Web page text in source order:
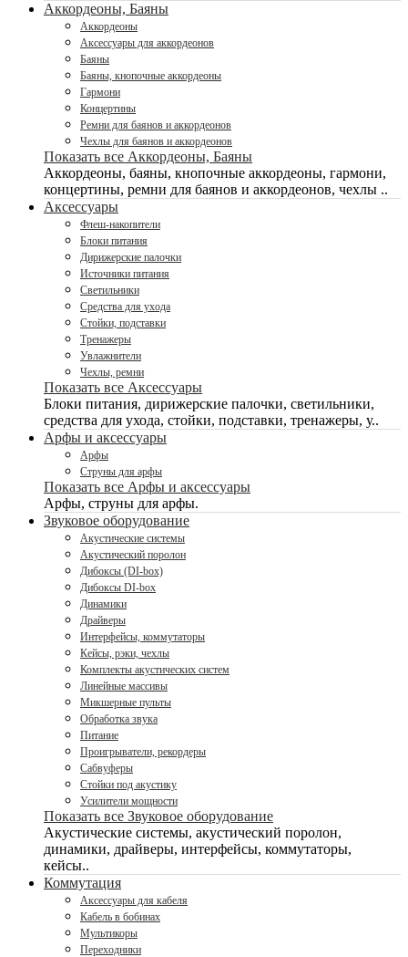
Аккордеоны, Баяны
Аккордеоны
Аксессуары для аккордеонов
Баяны
Баяны, кнопочные аккордеоны
Гармони
Концертины
Ремни для баянов и аккордеонов
Чехлы для баянов и аккордеонов
Показать все Аккордеоны, Баяны
Аккордеоны, баяны, кнопочные аккордеоны, гармони,
концертины, ремни для баянов и аккордеонов, чехлы ..
Аксессуары
Флеш-накопители
Блоки питания
Дирижерские палочки
Источники питания
Светильники
Средства для ухода
Стойки, подставки
Тренажеры
Увлажнители
Чехлы, ремни
Показать все Аксессуары
Блоки питания, дирижерские палочки, светильники,
средства для ухода, стойки, подставки, тренажеры, у..
Арфы и аксессуары
Арфы
Струны для арфы
Показать все Арфы и аксессуары
Арфы, струны для арфы.
Звуковое оборудование
Акустические системы
Акустический поролон
Дибоксы (DI-box)
Дибоксы DI-box
Динамики
Драйверы
Интерфейсы, коммутаторы
Кейсы, рэки, чехлы
Комплекты акустических систем
Линейные массивы
Микшерные пульты
Обработка звука
Питание
Проигрыватели, рекордеры
Сабвуферы
Стойки под акустику
Усилители мощности
Показать все Звуковое оборудование
Акустические системы, акустический поролон,
динамики, драйверы, интерфейсы, коммутаторы,
кейсы..
Коммутация
Аксессуары для кабеля
Кабель в бобинах
Мультикоры
Переходники